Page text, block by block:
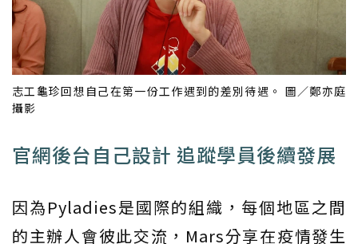
志工龜珍回想自己在第一份工作遇到的差別待遇。 圖／鄭亦庭
攝影
官網後台自己設計 追蹤學員後續發展
因為Pyladies是國際的組織，每個地區之間
的主辦人會彼此交流，Mars分享在疫情發生